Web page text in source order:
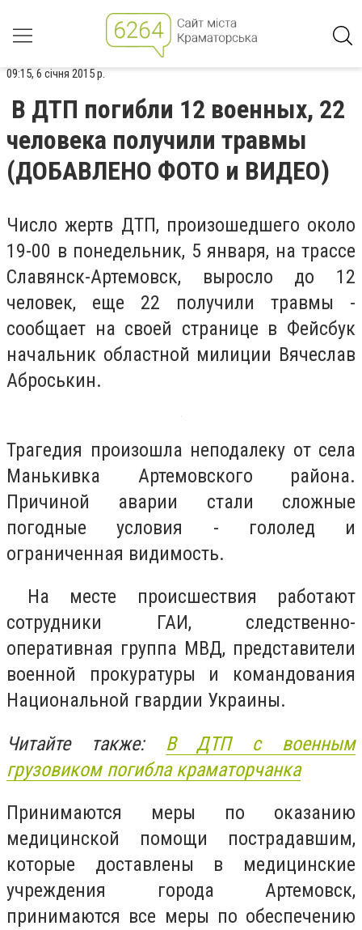
09:15, 6 січня 2015 р.
В ДТП погибли 12 военных, 22
человека получили травмы
(ДОБАВЛЕНО ФОТО и ВИДЕО)
Число жертв ДТП, произошедшего около
19-00 в понедельник, 5 января, на трассе
Славянск-Артемовск, выросло до 12
человек, еще 22 получили травмы -
сообщает на своей странице в Фейсбук
начальник областной милиции Вячеслав
Аброськин.
Трагедия произошла неподалеку от села
Манькивка Артемовского района.
Причиной аварии стали сложные
погодные условия - гололед и
ограниченная видимость.
На месте происшествия работают
сотрудники ГАИ, следственно-
оперативная группа МВД, представители
военной прокуратуры и командования
Национальной гвардии Украины.
Читайте также: В ДТП с военным
грузовиком погибла краматорчанка
Принимаются меры по оказанию
медицинской помощи пострадавшим,
которые доставлены в медицинские
учреждения города Артемовск,
принимаются все меры по обеспечению